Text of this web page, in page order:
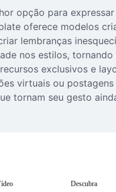
opção para
oferece modelos
lembranças
nos estilos,
exclusivos e
virtuais ou
tornam seu gesto
Descubra